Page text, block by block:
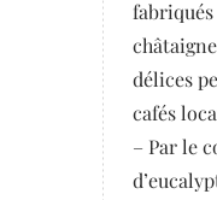
délices
cafés
– Par le